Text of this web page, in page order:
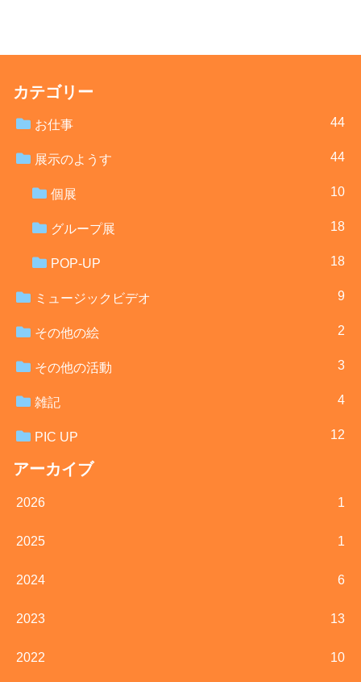
カテゴリー
お仕事 44
展示のようす 44
個展 10
グループ展 18
POP-UP 18
ミュージックビデオ 9
その他の絵 2
その他の活動 3
雑記 4
PIC UP 12
アーカイブ
2026 1
2025 1
2024 6
2023 13
2022 10